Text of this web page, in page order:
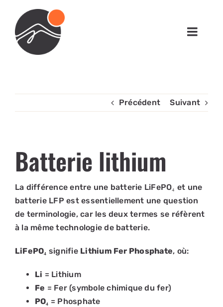
contenu
BOUTIQUE
MON COMPTE
PANIER
Précédent Suivant
Batterie lithium
La différence entre une batterie LiFePO₄ et une
batterie LFP est essentiellement une question
de terminologie, car les deux termes se réfèrent
à la même technologie de batterie.
LiFePO₄ signifie Lithium Fer Phosphate, où:
Li = Lithium
Fe = Fer (symbole chimique du fer)
PO₄ = Phosphate